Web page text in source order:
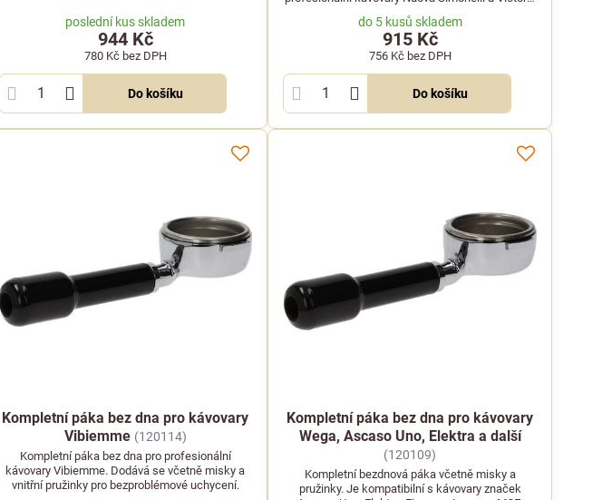
poslední kus skladem
944 Kč
780 Kč bez DPH
Do košíku
do 5 kusů skladem
915 Kč
756 Kč bez DPH
Do košíku
Kompletní páka bez dna pro kávovary
Vibiemme (120114)
Kompletní páka bez dna pro profesionální
kávovary Vibiemme. Dodává se včetně misky a
vnitřní pružinky pro bezproblémové uchycení.
Kompletní páka bez dna pro kávovary
Wega, Ascaso Uno, Elektra a další
(120109)
Kompletní bezdnová páka včetně misky a
pružinky. Je kompatibilní s kávovary značek